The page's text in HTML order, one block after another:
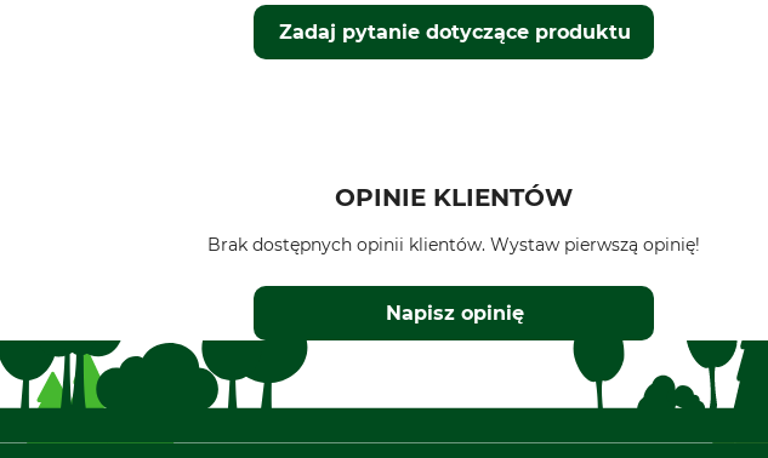
Zadaj pytanie dotyczące produktu
OPINIE KLIENTÓW
Brak dostępnych opinii klientów. Wystaw pierwszą opinię!
Napisz opinię